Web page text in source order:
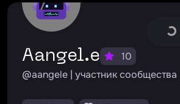
aangel.e
10
@aangele | участник сообщества